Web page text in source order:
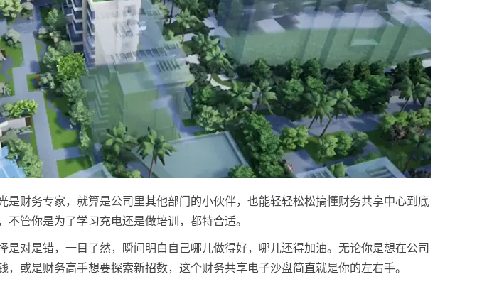
是财务专家，就算是公司里其他部门的小伙伴，也能轻轻松松搞懂财务共享中心到底
管你是为了学习充电还是做培训，都特合适。
是对是错，一目了然，瞬间明白自己哪儿做得好，哪儿还得加油。无论你是想在公司
或是财务高手想要探索新招数，这个财务共享电子沙盘简直就是你的左右手。